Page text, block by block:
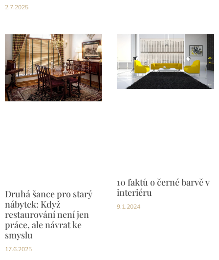
2.7.2025
Druhá šance pro starý
nábytek: Když
restaurování není jen
práce, ale návrat ke
smyslu
17.6.2025
10 faktů o černé barvě v
interiéru
9.1.2024